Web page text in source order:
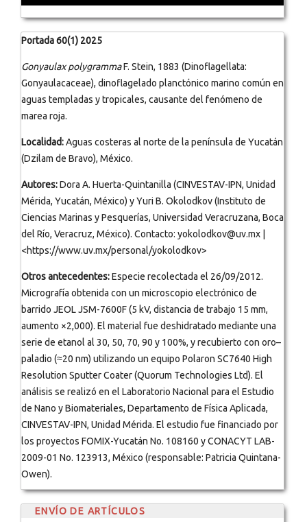
Portada 60(1) 2025
Gonyaulax polygrammaF. Stein, 1883 (Dinoflagellata:
Gonyaulacaceae), dinoflagelado planctónico marino común en
aguas templadas y tropicales, causante del fenómeno de
marea roja.
Localidad:Aguas costeras al norte de la península de Yucatán
(Dzilam de Bravo), México.
Autores:Dora A. Huerta-Quintanilla (CINVESTAV-IPN, Unidad
Mérida, Yucatán, México) y Yuri B. Okolodkov (Instituto de
Ciencias Marinas y Pesquerías, Universidad Veracruzana, Boca
del Río, Veracruz, México). Contacto: yokolodkov@uv.mx |
<https://www.uv.mx/personal/yokolodkov>
Otros antecedentes:Especie recolectada el 26/09/2012.
Micrografía obtenida con un microscopio electrónico de
barrido JEOL JSM-7600F (5 kV, distancia de trabajo 15 mm,
aumento ×2,000). El material fue deshidratado mediante una
serie de etanol al 30, 50, 70, 90 y 100%, y recubierto con oro–
paladio (≈20 nm) utilizando un equipo Polaron SC7640 High
Resolution Sputter Coater (Quorum Technologies Ltd). El
análisis se realizó en el Laboratorio Nacional para el Estudio
de Nano y Biomateriales, Departamento de Física Aplicada,
CINVESTAV-IPN, Unidad Mérida. El estudio fue financiado por
los proyectos FOMIX-Yucatán No. 108160 y CONACYT LAB-
2009-01 No. 123913, México (responsable: Patricia Quintana-
Owen).
ENVÍO DE ARTÍCULOS